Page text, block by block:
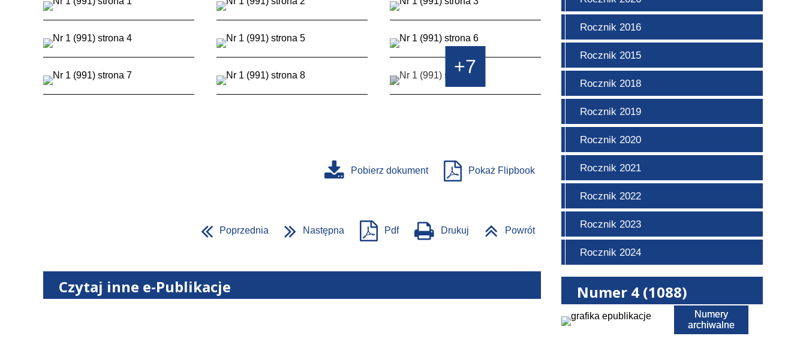
+7
Pobierz dokument Pokaż Flipbook
Poprzednia Następna Pdf Drukuj Powrót
Czytaj inne e-Publikacje
Rocznik 2016
Rocznik 2015
Rocznik 2018
Rocznik 2019
Rocznik 2020
Rocznik 2021
Rocznik 2022
Rocznik 2023
Rocznik 2024
Numer 4 (1088)
Pobierz PDF
Numery
archiwalne